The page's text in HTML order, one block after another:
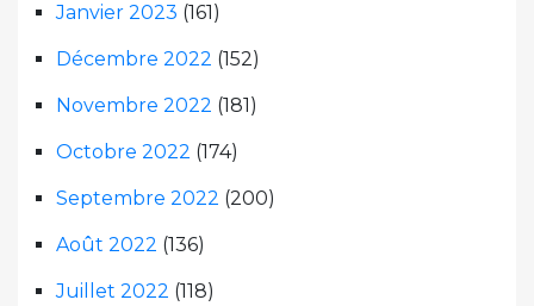
Janvier 2023 (161)
Décembre 2022 (152)
Novembre 2022 (181)
Octobre 2022 (174)
Septembre 2022 (200)
Août 2022 (136)
Juillet 2022 (118)